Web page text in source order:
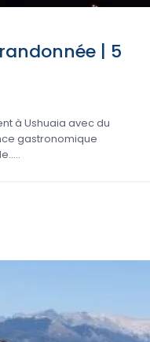
| 5
à Ushuaia avec du
gastronomique